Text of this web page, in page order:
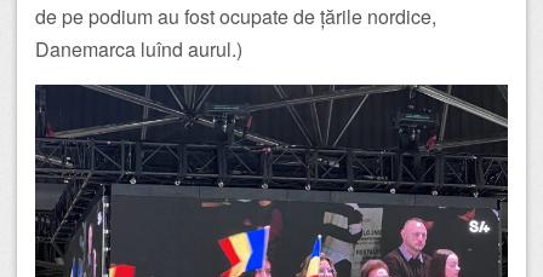
de pe podium au fost ocupate de țările nordice,
Danemarca luînd aurul.)